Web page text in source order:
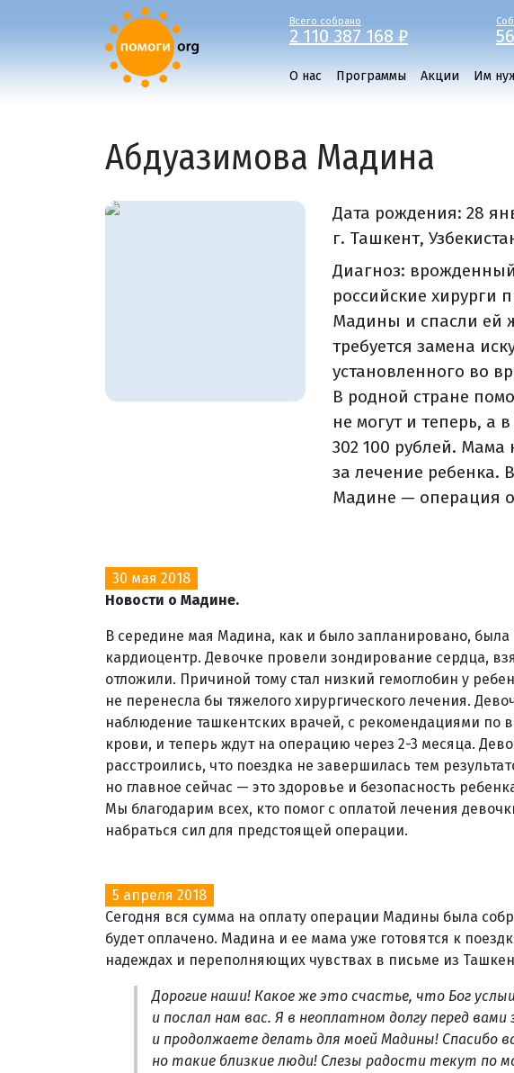
Всего собрано
2 110 387 168 ₽
О нас Программы Акции Им
Абдуазимова Мадина
Дата рождения:28
г. Ташкент,
Диагноз:
российские хирурги
Мадины и спасли ей
требуется замена
установленного во
В родной стране
не могут и теперь, а
302 100 рублей. Мама
за лечение
Мадине — операция
30 мая 2018
Новости о Мадине.
В середине мая Мадина, как и было запланировано, была
кардиоцентр. Девочке провели зондирование сердца,
отложили. Причиной тому стал низкий гемоглобин у
не перенесла бы тяжелого хирургического лечения.
наблюдение ташкентских врачей, с рекомендациями по
крови, и теперь ждут на операцию через 2-3 месяца.
расстроились, что поездка не завершилась тем
но главное сейчас — это здоровье и безопасность
Мы благодарим всех, кто помог с оплатой лечения
набраться сил для предстоящей операции.
5 апреля 2018
Сегодня вся сумма на оплату операции Мадины была
будет оплачено. Мадина и ее мама уже готовятся к
надеждах и переполняющих чувствах в письме из
Дорогие наши! Какое же это счастье, что Бог
и послал нам вас. Я в неоплатном долгу перед вами
и продолжаете делать для моей Мадины! Спасибо
но такие близкие люди! Слезы радости текут по